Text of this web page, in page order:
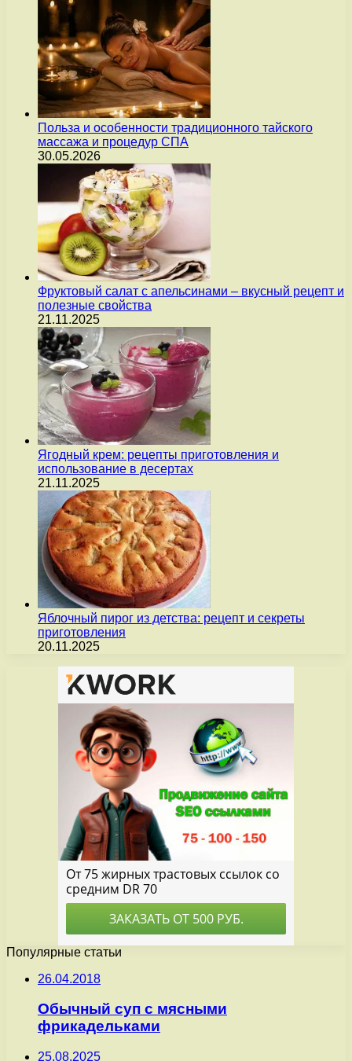
Польза и особенности традиционного тайского
массажа и процедур СПА
30.05.2026
Фруктовый салат с апельсинами – вкусный рецепт и
полезные свойства
21.11.2025
Ягодный крем: рецепты приготовления и
использование в десертах
21.11.2025
Яблочный пирог из детства: рецепт и секреты
приготовления
20.11.2025
Популярные статьи
26.04.2018
Обычный суп с мясными
фрикадельками
25.08.2025